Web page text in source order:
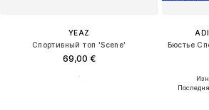
YEAZ
Спортивный топ 'Scene'
69,00 €